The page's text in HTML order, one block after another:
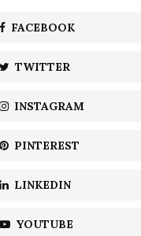
FACEBOOK
TWITTER
INSTAGRAM
PINTEREST
LINKEDIN
YOUTUBE